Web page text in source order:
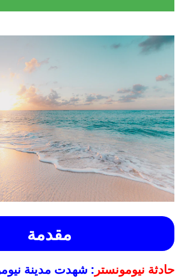
مقدمة
حادثة نيومونستر : شهدت مدينة